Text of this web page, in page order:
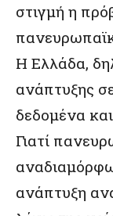
στιγμή η
Η Ελλάδα,
ανάπτυξης
δεδομένα
Γιατί
ανάπτυξη